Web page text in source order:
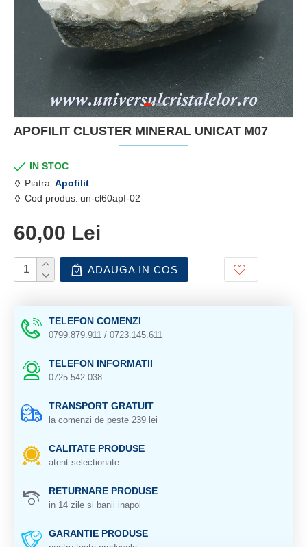
APOFILIT CLUSTER MINERAL UNICAT M07
IN STOC
Piatra: Apofilit
Cod produs: un-cl60apf-02
60,00 Lei
ADAUGA IN COS
TELEFON COMENZI
0799.879.911 / 0723.145.611
TELEFON INFORMATII
0725.542.038
TRANSPORT GRATUIT
la comenzi de peste 239 lei
CALITATE PRODUSE
atent selectionate
RETURNARE PRODUSE
in 14 zile si banii inapoi
GARANTIE PRODUSE